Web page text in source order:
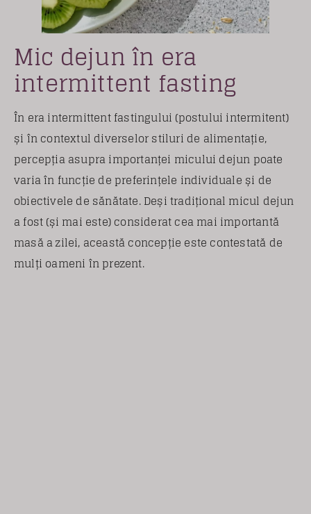
Mic dejun în era
intermittent fasting
În era intermittent fastingului (postului intermitent)
și în contextul diverselor stiluri de alimentație,
percepția asupra importanței micului dejun poate
varia în funcție de preferințele individuale și de
obiectivele de sănătate. Deși tradițional micul dejun
a fost (și mai este) considerat cea mai importantă
masă a zilei, această concepție este contestată de
mulți oameni în prezent.